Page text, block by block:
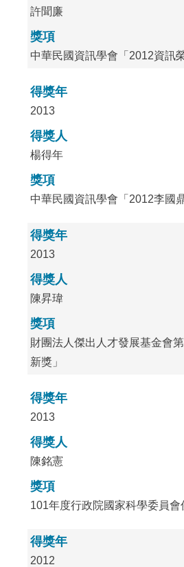
許聞廉
獎項
中華民國資訊學會「2012資訊
得獎年
2013
得獎人
楊得年
獎項
中華民國資訊學會「2012李國
得獎年
2013
得獎人
陳昇瑋
獎項
財團法人傑出人才發展基金會
新獎」
得獎年
2013
得獎人
陳銘憲
獎項
101年度行政院國家科學委員會
得獎年
2012